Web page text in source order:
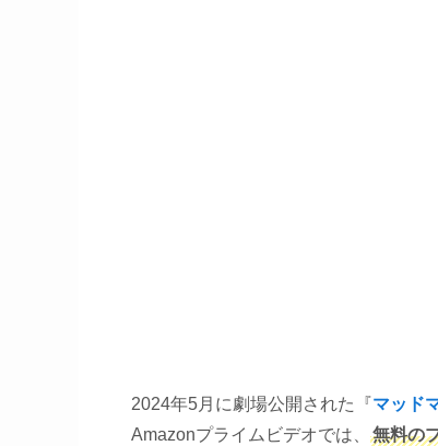
2024年5月に劇場公開された『マッド
Amazonプライムビデオでは、
無料の